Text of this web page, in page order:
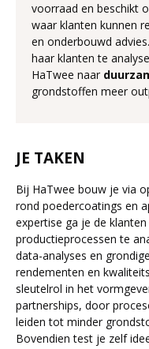
voorraad en beschikt
waar klanten kunnen
en onderbouwd
haar klanten te
HaTwee naar
grondstoffen meer
JE TAKEN
Bij HaTwee bouw je via
rond poedercoatings en
expertise ga je de
productieprocessen te
data-analyses en
rendementen en
sleutelrol in het
partnerships, door
leiden tot minder
Bovendien test je zelf